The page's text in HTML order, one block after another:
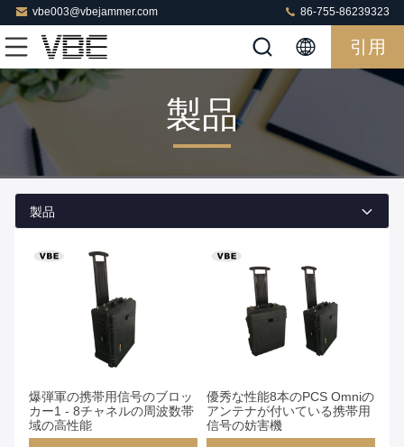
vbe003@vbejammer.com 86-755-86239323
引用
製品
製品
爆弾軍の携帯用信号のブロッ
カー1 - 8チャネルの周波数帯
域の高性能
優秀な性能8本のPCS Omniの
アンテナが付いている携帯用
信号の妨害機